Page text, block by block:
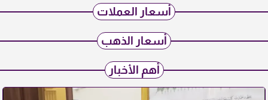
أسعار العملات
أسعار الذهب
أهم الأخبار